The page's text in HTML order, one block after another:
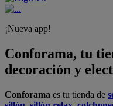
¡Nueva app!
Conforama, tu
decoración y
Conforama es tu tienda de